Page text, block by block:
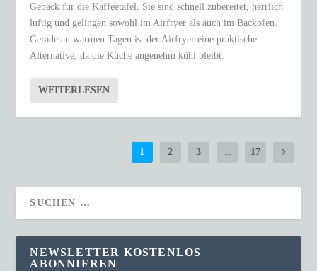
Gebäck für die Kaffeetafel. Sie sind schnell zubereitet, herrlich
luftig und gelingen sowohl im Airfryer als auch im Backofen.
Gerade an warmen Tagen ist der Airfryer eine praktische
Alternative, da die Küche angenehm kühl bleibt.
WEITERLESEN
1 2 3 ... 17
NEWSLETTER KOSTENLOS
ABONNIEREN